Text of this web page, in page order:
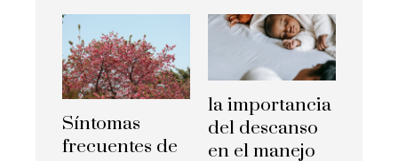
Síntomas
frecuentes de
la importancia
del descanso
en el manejo